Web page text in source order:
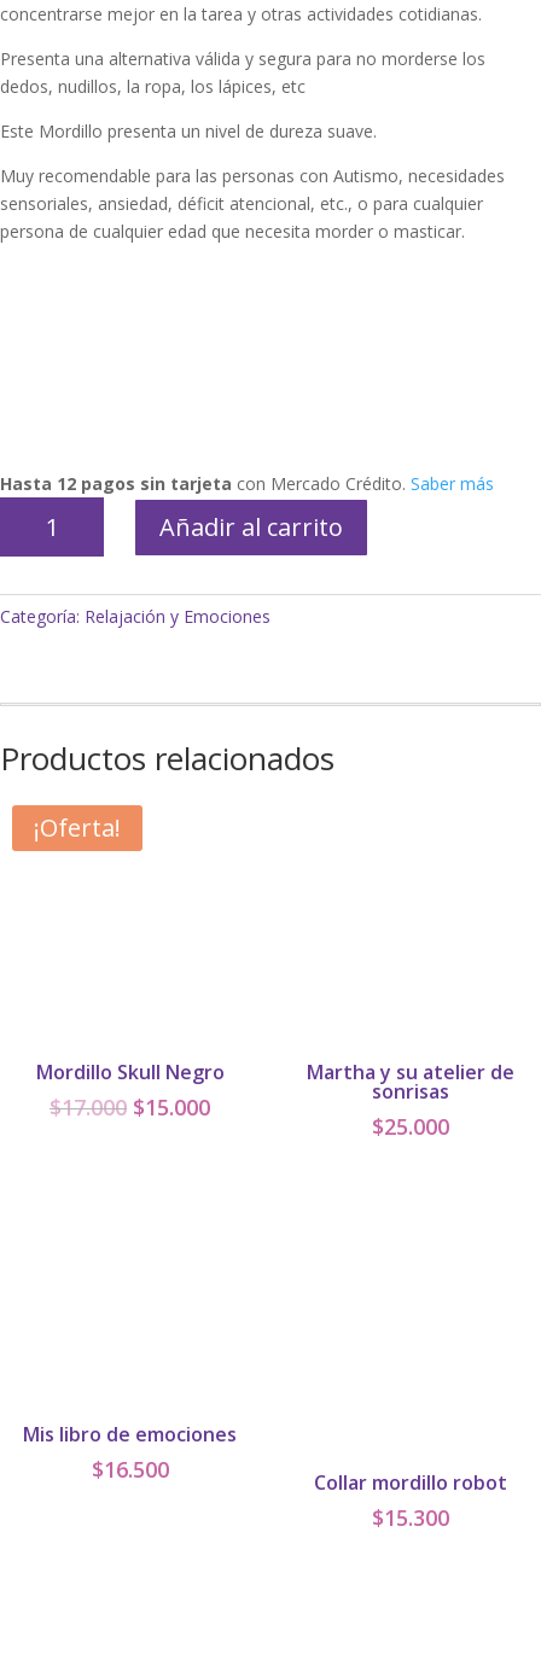
concentrarse mejor en la tarea y otras actividades cotidianas.
Presenta una alternativa válida y segura para no morderse los
dedos, nudillos, la ropa, los lápices, etc
Este Mordillo presenta un nivel de dureza suave.
Muy recomendable para las personas con Autismo, necesidades
sensoriales, ansiedad, déficit atencional, etc., o para cualquier
persona de cualquier edad que necesita morder o masticar.
Hasta 12 pagos sin tarjeta con Mercado Crédito. Saber más
Añadir al carrito
Categoría: Relajación y Emociones
Productos relacionados
¡Oferta!
Mordillo Skull Negro
$17.000 El
$15.000El
Martha y su atelier de
sonrisas
$25.000
Mis libro de emociones
$16.500 Collar mordillo robot
$15.300